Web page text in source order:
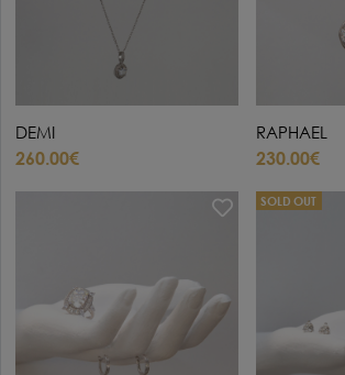
DEMI
260.00€
RAPHAEL
230.00€
SOLD OUT